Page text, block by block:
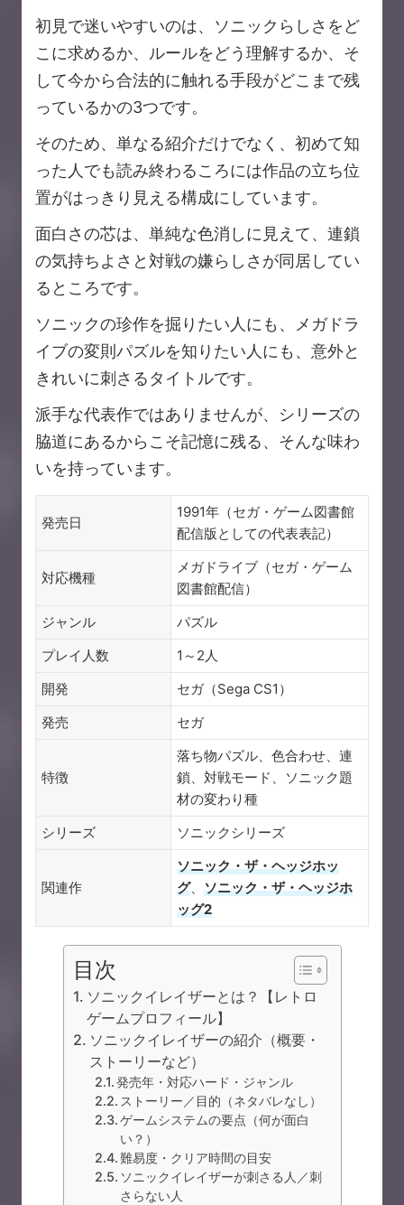
初見で迷いやすいのは、ソニックらしさをど
こに求めるか、ルールをどう理解するか、そ
して今から合法的に触れる手段がどこまで残
っているかの3つです。
そのため、単なる紹介だけでなく、初めて知
った人でも読み終わるころには作品の立ち位
置がはっきり見える構成にしています。
面白さの芯は、単純な色消しに見えて、連鎖
の気持ちよさと対戦の嫌らしさが同居してい
るところです。
ソニックの珍作を掘りたい人にも、メガドラ
イブの変則パズルを知りたい人にも、意外と
きれいに刺さるタイトルです。
派手な代表作ではありませんが、シリーズの
脇道にあるからこそ記憶に残る、そんな味わ
いを持っています。
発売日
1991年（セガ・ゲーム図書館
配信版としての代表表記）
対応機種
メガドライブ（セガ・ゲーム
図書館配信）
ジャンル
パズル
プレイ人数
1～2人
開発
セガ（Sega CS1）
発売
セガ
特徴
落ち物パズル、色合わせ、連
鎖、対戦モード、ソニック題
材の変わり種
シリーズ
ソニックシリーズ
関連作
ソニック・ザ・ヘッジホッ
グ、 ソニック・ザ・ヘッジホ
ッグ2
目次
ソニックイレイザーとは？【レトロ
ゲームプロフィール】
ソニックイレイザーの紹介（概要・
ストーリーなど）
発売年・対応ハード・ジャンル
ストーリー／目的（ネタバレなし）
ゲームシステムの要点（何が面白
い？）
難易度・クリア時間の目安
ソニックイレイザーが刺さる人／刺
さらない人